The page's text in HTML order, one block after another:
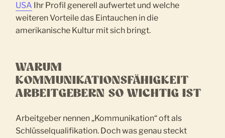
USA Ihr Profil generell aufwertet und welche
weiteren Vorteile das Eintauchen in die
amerikanische Kultur mit sich bringt.
WARUM
KOMMUNIKATIONSFÄHIGKEIT
ARBEITGEBERN SO WICHTIG IST
Arbeitgeber nennen „Kommunikation“ oft als
Schlüsselqualifikation. Doch was genau steckt